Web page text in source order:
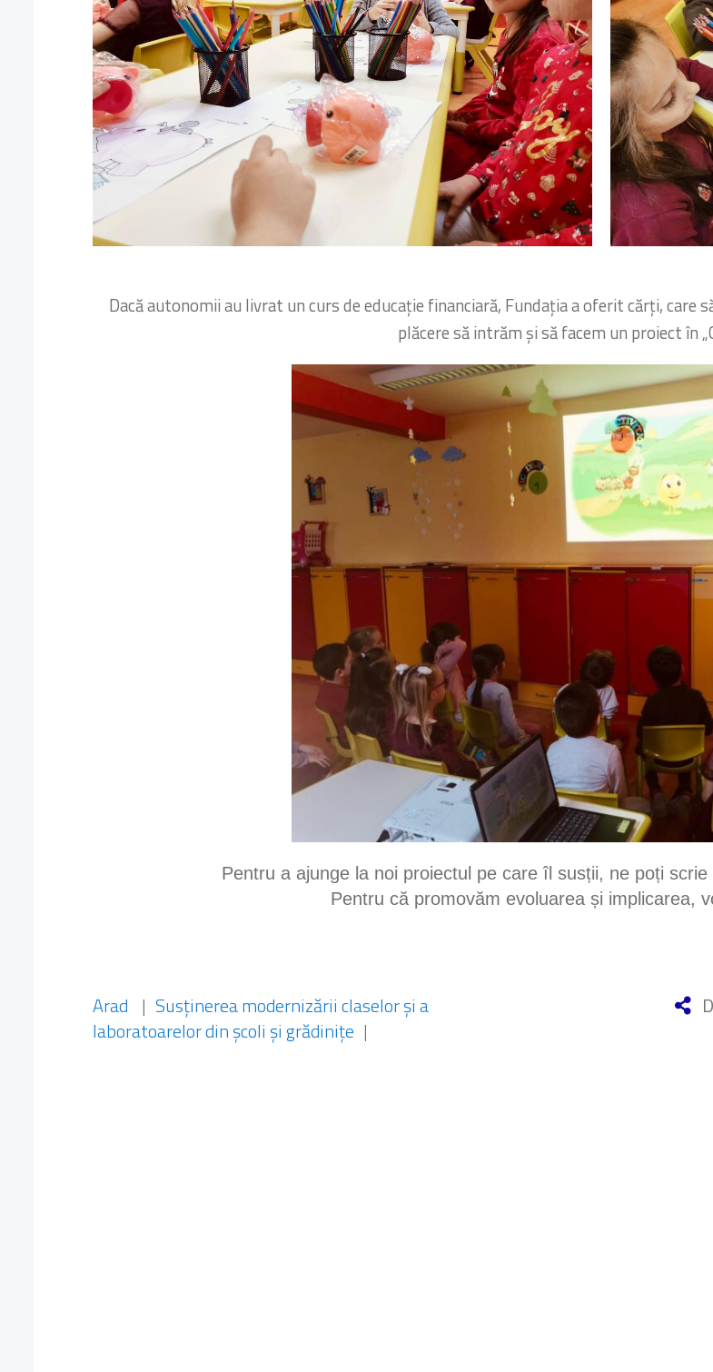
Dacă autonomii au livrat un curs de educație financiară, Fundația a oferit cărți,
plăcere să intrăm și să facem un proiect în
Pentru a ajunge la noi proiectul pe care îl susții, ne poți scrie
Pentru că promovăm evoluarea și implicarea,
Arad | Susținerea modernizării claselor și a
laboratoarelor din școli și grădinițe |